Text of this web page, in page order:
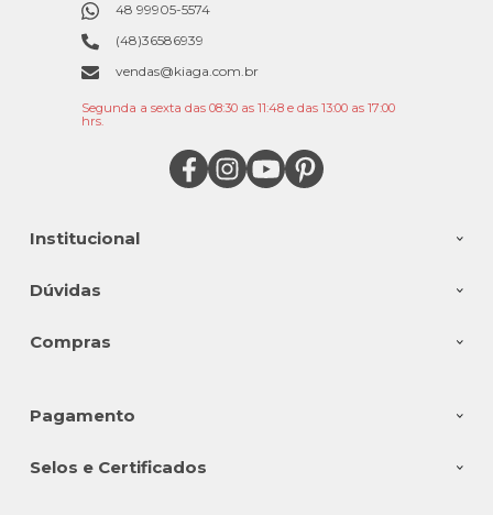
Institucional
Dúvidas
Compras
48 99905-5574
(48)36586939
vendas@kiaga.com.br
Segunda a sexta das 08:30 as 11:48 e das 13:00 as 17:00
hrs.
Pagamento
Selos e Certificados